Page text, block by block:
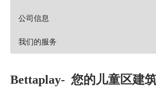
公司信息
我们的服务
Bettaplay- 您的儿童区建